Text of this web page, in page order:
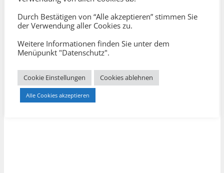
EINSTIEGS- UND FESTPREISANGEBOTE
KLARHEIT GEWINNEN, ENTSCHEIDUNGEN
Durch Bestätigen von “Alle akzeptieren” stimmen Sie
der Verwendung aller Cookies zu.
Weitere Informationen finden Sie unter dem
Menüpunkt "Datenschutz".
Cookie Einstellungen Cookies ablehnen
Alle Cookies akzeptieren